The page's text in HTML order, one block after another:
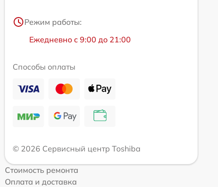
Режим работы:
Ежедневно с 9:00 до 21:00
Способы оплаты
© 2026 Сервисный центр Toshiba
Стоимость ремонта
Оплата и доставка